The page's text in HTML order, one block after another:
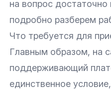
на вопрос
подробно разберем
Что требуется для
Главным образом, на
поддерживающий
единственное